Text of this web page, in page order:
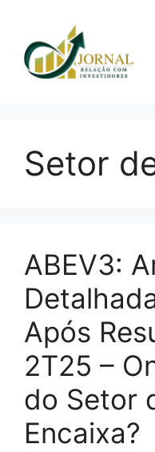
conteúdo
Setor
ABEV3:
Após
2T25 –
do Setor
Encaixa?